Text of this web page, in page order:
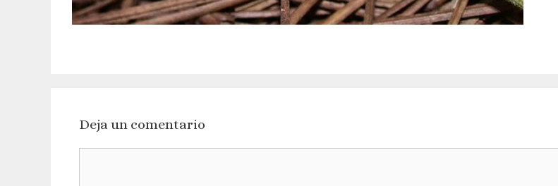
Deja un comentario
Comentario